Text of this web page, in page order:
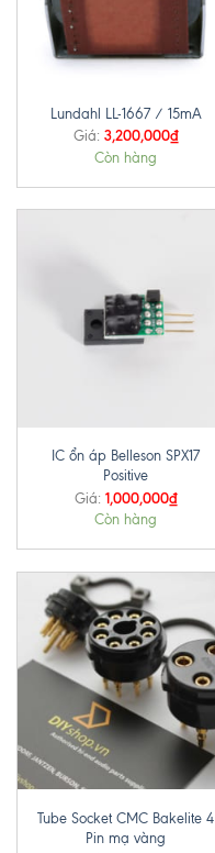
Lundahl LL-1667 / 15mA
Giá: 3,200,000₫
Còn hàng
IC ổn áp Belleson SPX17
Positive
Giá: 1,000,000₫
Còn hàng
Tube Socket CMC Bakelite 4
Pin mạ vàng